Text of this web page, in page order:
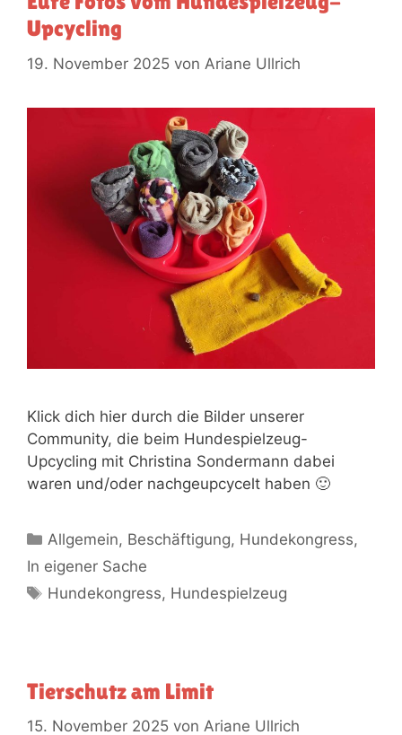
Upcycling
19. November 2025 von Ariane Ullrich
Klick dich hier durch die Bilder unserer
Community, die beim Hunde­spiel­zeug-
Upcycling mit Christina Sondermann dabei
waren und/oder nachgeupcycelt haben 🙂
Allgemein, Beschäftigung, Hundekongress,
In eigener Sache
Hundekongress, Hundespielzeug
Tierschutz am Limit
15. November 2025 von Ariane Ullrich